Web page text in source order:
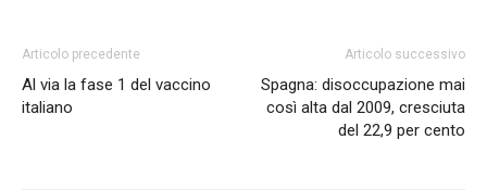
Articolo precedente
Al via la fase 1 del vaccino
italiano
Articolo successivo
Spagna: disoccupazione mai
così alta dal 2009, cresciuta
del 22,9 per cento